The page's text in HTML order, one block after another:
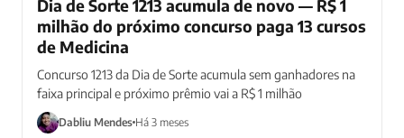
Dia de Sorte 1213 acumula de novo — R$ 1
milhão do próximo concurso paga 13 cursos
de Medicina
Concurso 1213 da Dia de Sorte acumula sem ganhadores na
faixa principal e próximo prêmio vai a R$ 1 milhão
Dabliu Mendes Há 3 meses